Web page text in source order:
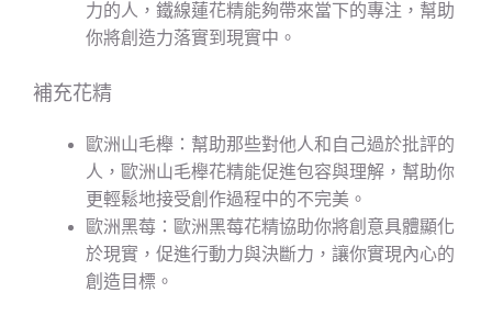
力的人，鐵線蓮花精能夠帶來當下的專注，幫助
你將創造力落實到現實中。
補充花精
歐洲山毛櫸：幫助那些對他人和自己過於批評的
人，歐洲山毛櫸花精能促進包容與理解，幫助你
更輕鬆地接受創作過程中的不完美。
歐洲黑莓：歐洲黑莓花精協助你將創意具體顯化
於現實，促進行動力與決斷力，讓你實現內心的
創造目標。